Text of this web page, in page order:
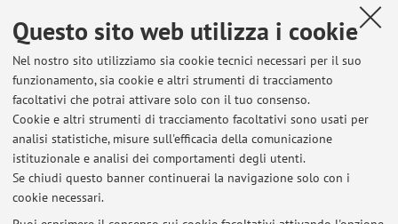
Questo sito web utilizza i cookie
Nel nostro sito utilizziamo sia cookie tecnici necessari per il suo
funzionamento, sia cookie e altri strumenti di tracciamento
facoltativi che potrai attivare solo con il tuo consenso.
Cookie e altri strumenti di tracciamento facoltativi sono usati per
analisi statistiche, misure sull'efficacia della comunicazione
istituzionale e analisi dei comportamenti degli utenti.
Se chiudi questo banner continuerai la navigazione solo con i
cookie necessari.
Dipartimento di Fisica e Astronomia "Augusto Righi"
Viale Berti Pichat 6/2, Bologna -Vai alla mappa
Risorse in rete
ORCID